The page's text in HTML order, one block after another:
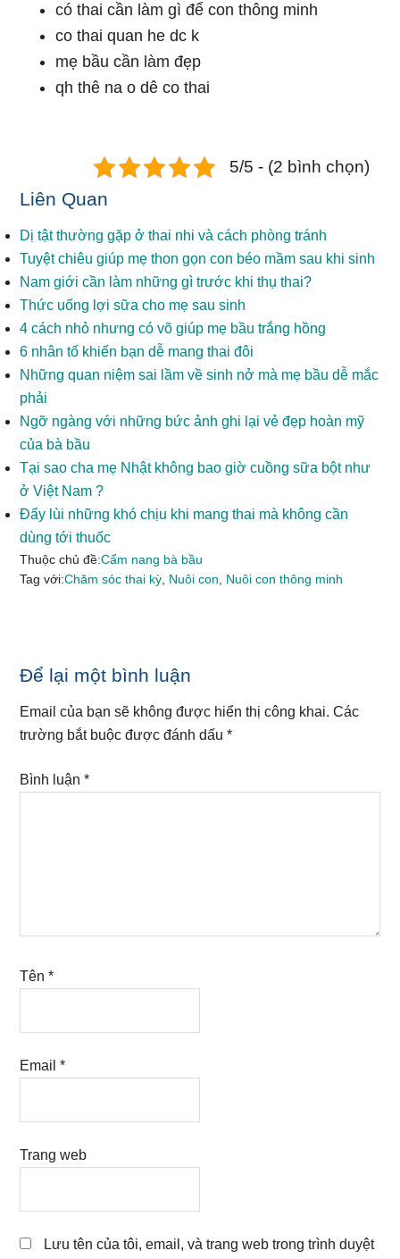
có thai cần làm gì để con thông minh
co thai quan he dc k
mẹ bầu cần làm đẹp
qh thê na o dê co thai
5/5 - (2 bình chọn)
Liên Quan
Dị tật thường gặp ở thai nhi và cách phòng tránh
Tuyệt chiêu giúp mẹ thon gọn con béo mầm sau khi sinh
Nam giới cần làm những gì trước khi thụ thai?
Thức uống lợi sữa cho mẹ sau sinh
4 cách nhỏ nhưng có võ giúp mẹ bầu trắng hồng
6 nhân tố khiến bạn dễ mang thai đôi
Những quan niệm sai lầm về sinh nở mà mẹ bầu dễ mắc
phải
Ngỡ ngàng với những bức ảnh ghi lại vẻ đẹp hoàn mỹ
của bà bầu
Tại sao cha mẹ Nhật không bao giờ cuồng sữa bột như
ở Việt Nam ?
Đẩy lùi những khó chịu khi mang thai mà không cần
dùng tới thuốc
Thuộc chủ đề:Cẩm nang bà bầu
Tag với:Chăm sóc thai kỳ Nuôi con Nuôi con thông minh
Reader
Interactions
Để lại một bình luận
Email của bạn sẽ không được hiển thị công khai. Các
trường bắt buộc được đánh dấu*
Bình luận*
Tên*
Email*
Trang web
Lưu tên của tôi, email, và trang web trong trình duyệt